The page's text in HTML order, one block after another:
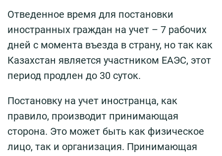
Отведенное время для постановки
иностранных граждан на учет – 7 рабочих
дней с момента въезда в страну, но так как
Казахстан является участником ЕАЭС, этот
период продлен до 30 суток.
Постановку на учет иностранца, как
правило, производит принимающая
сторона. Это может быть как физическое
лицо, так и организация. Принимающая